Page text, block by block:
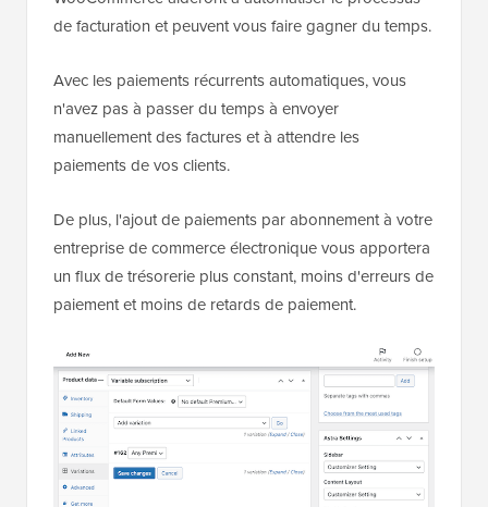
de facturation et peuvent vous faire gagner du temps.
Avec les paiements récurrents automatiques, vous
n'avez pas à passer du temps à envoyer
manuellement des factures et à attendre les
paiements de vos clients.
De plus, l'ajout de paiements par abonnement à votre
entreprise de commerce électronique vous apportera
un flux de trésorerie plus constant, moins d'erreurs de
paiement et moins de retards de paiement.